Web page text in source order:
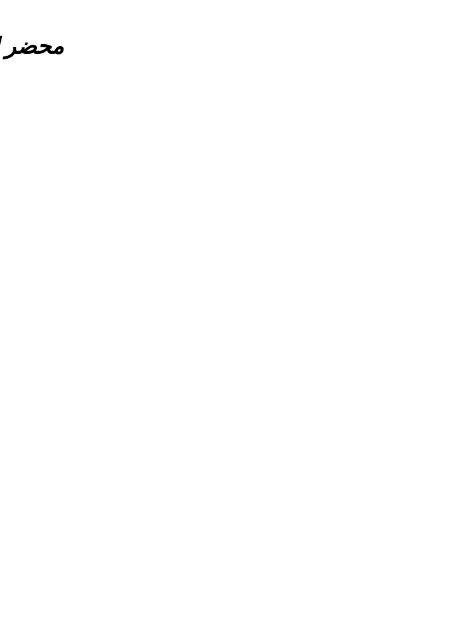
محضر لجنة